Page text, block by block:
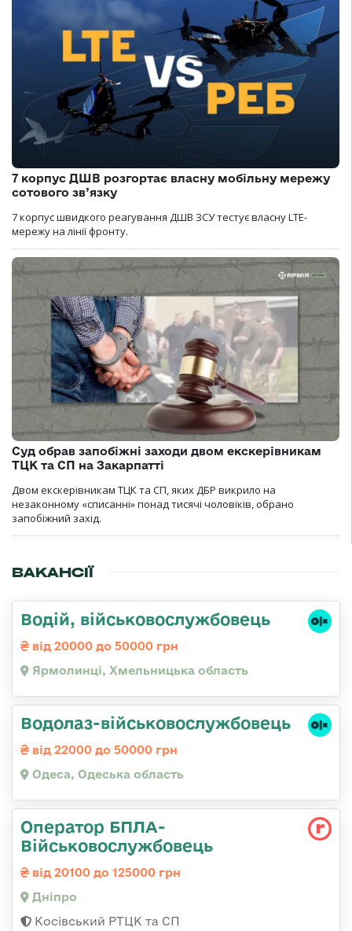
7 корпус ДШВ розгортає власну мобільну мережу
сотового зв’язку
7 корпус швидкого реагування ДШВ ЗСУ тестує власну LTE-
мережу на лінії фронту.
Суд обрав запобіжні заходи двом екскерівникам
ТЦК та СП на Закарпатті
Двом екскерівникам ТЦК та СП, яких ДБР викрило на
незаконному «списанні» понад тисячі чоловіків, обрано
запобіжний захід.
ВАКАНСІЇ
Водій, військовослужбовець
від 20000 до 50000 грн
Ярмолинці, Хмельницька область
Водолаз-військовослужбовець
від 22000 до 50000 грн
Одеса, Одеська область
Оператор БПЛА-
Військовослужбовець
від 20100 до 125000 грн
Дніпро
Косівський РТЦК та СП